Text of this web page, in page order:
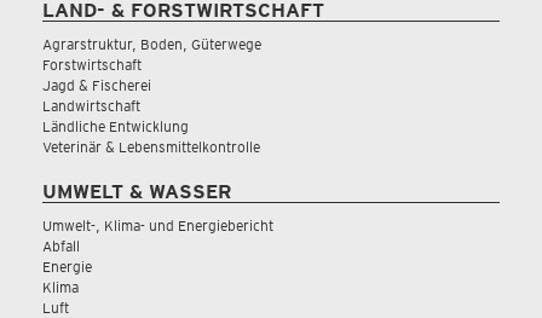
LAND- & FORSTWIRTSCHAFT
Agrarstruktur, Boden, Güterwege
Forstwirtschaft
Jagd & Fischerei
Landwirtschaft
Ländliche Entwicklung
Veterinär & Lebensmittelkontrolle
UMWELT & WASSER
Umwelt-, Klima- und Energiebericht
Abfall
Energie
Klima
Luft